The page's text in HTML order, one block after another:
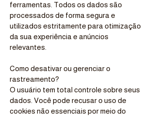
ferramentas. Todos os dados são
processados de forma segura e
utilizados estritamente para otimização
da sua experiência e anúncios
relevantes.
Como desativar ou gerenciar o
rastreamento?
O usuário tem total controle sobre seus
dados. Você pode recusar o uso de
cookies não essenciais por meio do